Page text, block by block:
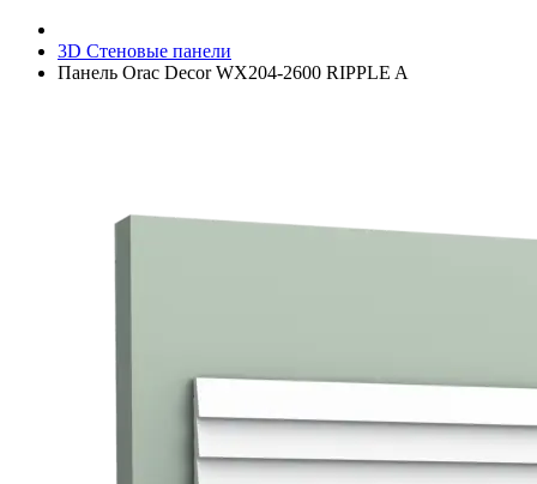
3D Стеновые панели
Панель Orac Decor WX204-2600 RIPPLE A